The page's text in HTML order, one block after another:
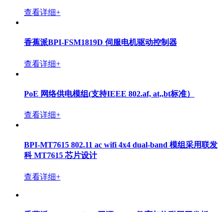
查看详细+
香蕉派BPI-FSM1819D 伺服电机驱动控制器
查看详细+
PoE 网络供电模组(支持IEEE 802.af, at,,bt标准）
查看详细+
BPI-MT7615 802.11 ac wifi 4x4 dual-band 模组采用联发
科 MT7615 芯片设计
查看详细+